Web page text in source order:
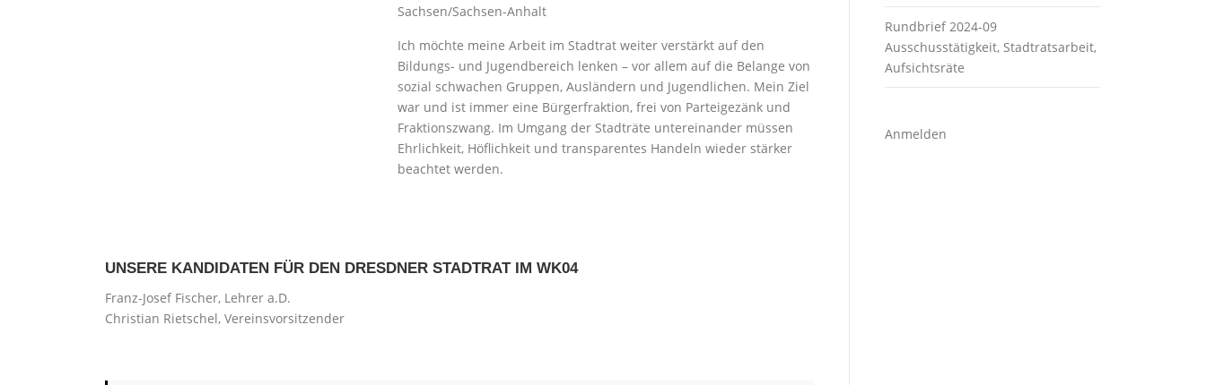
Sachsen/Sachsen-Anhalt
Ich möchte meine Arbeit im Stadtrat weiter verstärkt auf den
Bildungs- und Jugendbereich lenken – vor allem auf die Belange von
sozial schwachen Gruppen, Ausländern und Jugendlichen. Mein Ziel
war und ist immer eine Bürgerfraktion, frei von Parteigezänk und
Fraktionszwang. Im Umgang der Stadträte untereinander müssen
Ehrlichkeit, Höflichkeit und transparentes Handeln wieder stärker
beachtet werden.
UNSERE KANDIDATEN FÜR DEN DRESDNER STADTRAT IM WK04
Franz-Josef Fischer, Lehrer a.D.
Christian Rietschel, Vereinsvorsitzender
Rundbrief 2024-09
Ausschusstätigkeit, Stadtratsarbeit,
Aufsichtsräte
Anmelden